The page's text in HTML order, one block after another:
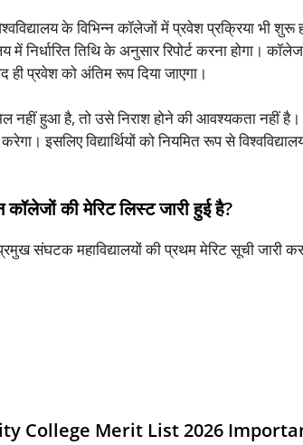
के विभिन्न कॉलेजों में प्रवेश प्रक्रिया भी शुरू
निर्धारित तिथि के अनुसार रिपोर्ट करना होगा।
ही प्रवेश को अंतिम रूप दिया जाएगा।
नहीं हुआ है, तो उसे निराश होने की आवश्यकता नहीं है।
इसलिए विद्यार्थियों को नियमित रूप से
कॉलेजों की मेरिट लिस्ट जारी हुई है?
संघटक महाविद्यालयों की प्रथम मेरिट सूची जारी
College Merit List 2026